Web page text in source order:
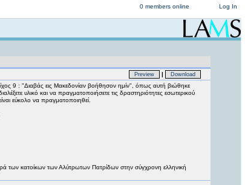
Log In
0 members online
Preview | Download
9 : "Διαβάς εις Μακεδονίαν βοήθησον ημίν", όπως αυτή βιώθηκε
υλικό και να πραγματοποιήσετε τις δραστηριότητες εσωτερικού
εύκολο να πραγματοποιηθεί.
των κατοίκων των Αλύτρωτων Πατρίδων στην σύγχρονη ελληνική